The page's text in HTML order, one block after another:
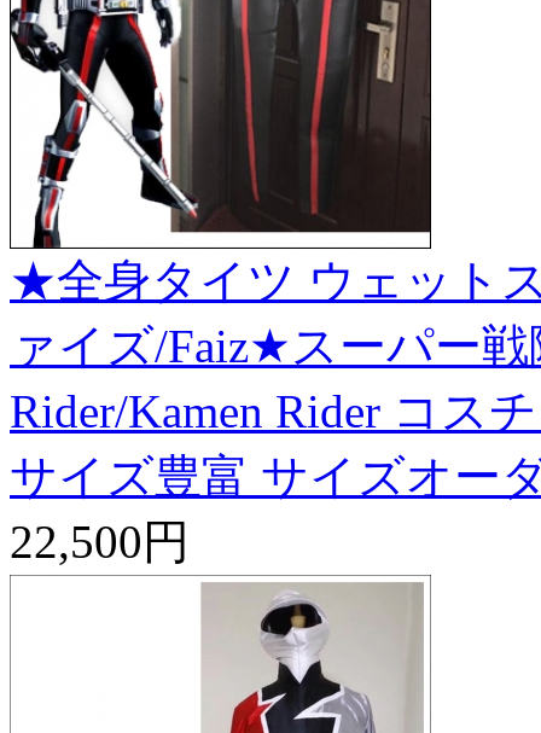
★全身タイツ ウェット
ァイズ/Faiz★スーパー
Rider/Kamen Rider コス
サイズ豊富 サイズオー
22,500円